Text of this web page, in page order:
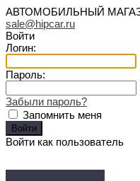
АВТОМОБИЛЬНЫЙ
sale@hipcar.ru
Войти
Логин:
Пароль:
Забыли пароль?
Запомнить меня
Войти как пользователь